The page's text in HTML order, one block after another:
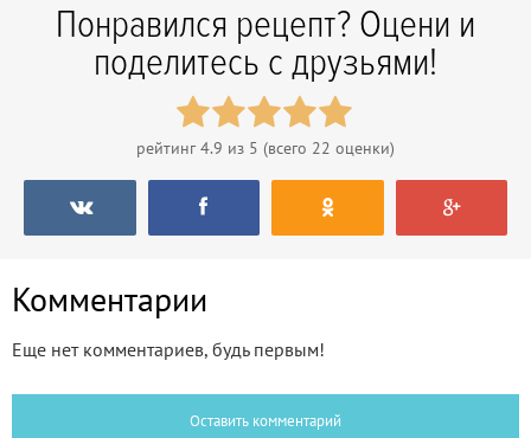
Понравился рецепт? Оцени и
поделитесь с друзьями!
рейтинг4.9 из 5 (всего 22 оценки)
Комментарии
Еще нет комментариев, будь первым!
Оставить комментарий